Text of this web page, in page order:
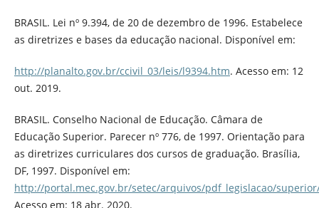
BRASIL. Lei nº 9.394, de 20 de dezembro de 1996. Estabelece
as diretrizes e bases da educação nacional. Disponível em:
http://planalto.gov.br/ccivil_03/leis/l9394.htm. Acesso em: 12
out. 2019.
BRASIL. Conselho Nacional de Educação. Câmara de
Educação Superior. Parecer nº 776, de 1997. Orientação para
as diretrizes curriculares dos cursos de graduação. Brasília,
DF, 1997. Disponível em:
http://portal.mec.gov.br/setec/arquivos/pdf_legislacao/
Acesso em: 18 abr. 2020.